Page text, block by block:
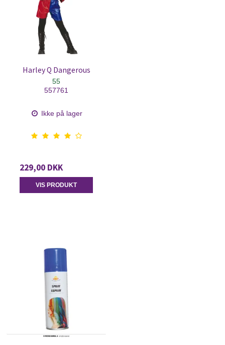
Harley Q Dangerous
55
557761
Ikke på lager
229,00 DKK
VIS PRODUKT